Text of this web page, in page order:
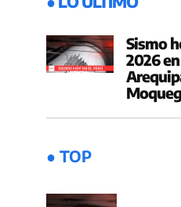
Sismo
2026
● TOP